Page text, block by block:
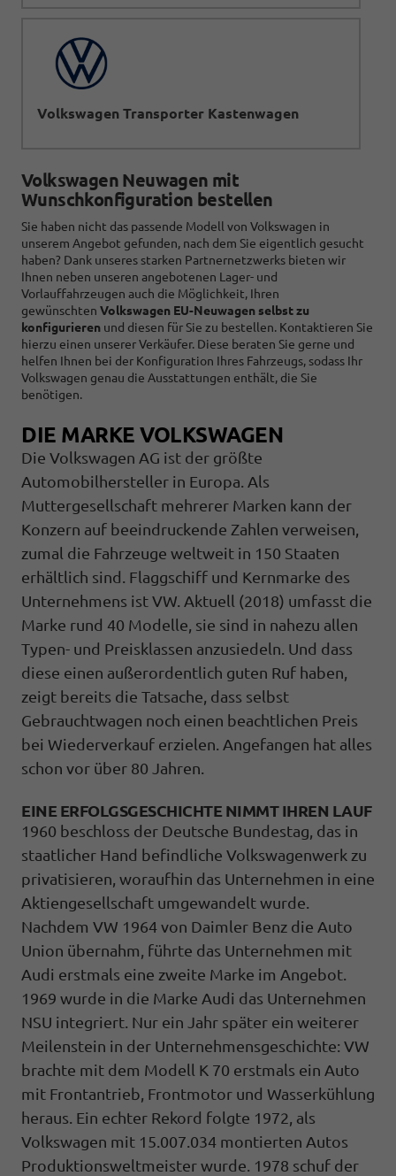
Volkswagen Transporter Kastenwagen
Volkswagen Neuwagen mit
Wunschkonfiguration bestellen
Sie haben nicht das passende Modell von Volkswagen in
unserem Angebot gefunden, nach dem Sie eigentlich gesucht
haben? Dank unseres starken Partnernetzwerks bieten wir
Ihnen neben unseren angebotenen Lager- und
Vorlauffahrzeugen auch die Möglichkeit, Ihren
gewünschten Volkswagen EU-Neuwagen selbst zu
konfigurieren und diesen für Sie zu bestellen. Kontaktieren Sie
hierzu einen unserer Verkäufer. Diese beraten Sie gerne und
helfen Ihnen bei der Konfiguration Ihres Fahrzeugs, sodass Ihr
Volkswagen genau die Ausstattungen enthält, die Sie
benötigen.
DIE MARKE VOLKSWAGEN
Die Volkswagen AG ist der größte
Automobilhersteller in Europa. Als
Muttergesellschaft mehrerer Marken kann der
Konzern auf beeindruckende Zahlen verweisen,
zumal die Fahrzeuge weltweit in 150 Staaten
erhältlich sind. Flaggschiff und Kernmarke des
Unternehmens ist VW. Aktuell (2018) umfasst die
Marke rund 40 Modelle, sie sind in nahezu allen
Typen- und Preisklassen anzusiedeln. Und dass
diese einen außerordentlich guten Ruf haben,
zeigt bereits die Tatsache, dass selbst
Gebrauchtwagen noch einen beachtlichen Preis
bei Wiederverkauf erzielen. Angefangen hat alles
schon vor über 80 Jahren.
EINE ERFOLGSGESCHICHTE NIMMT IHREN LAUF
1960 beschloss der Deutsche Bundestag, das in
staatlicher Hand befindliche Volkswagenwerk zu
privatisieren, woraufhin das Unternehmen in eine
Aktiengesellschaft umgewandelt wurde.
Nachdem VW 1964 von Daimler Benz die Auto
Union übernahm, führte das Unternehmen mit
Audi erstmals eine zweite Marke im Angebot.
1969 wurde in die Marke Audi das Unternehmen
NSU integriert. Nur ein Jahr später ein weiterer
Meilenstein in der Unternehmensgeschichte: VW
brachte mit dem Modell K 70 erstmals ein Auto
mit Frontantrieb, Frontmotor und Wasserkühlung
heraus. Ein echter Rekord folgte 1972, als
Volkswagen mit 15.007.034 montierten Autos
Produktionsweltmeister wurde. 1978 schuf der